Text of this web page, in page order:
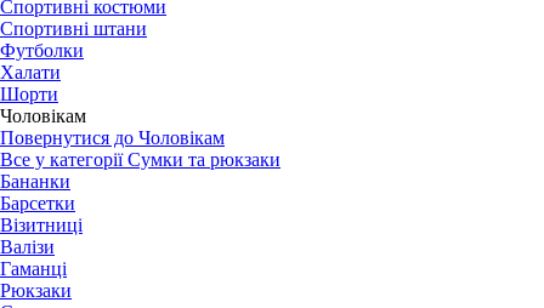
Спортивні костюми
Спортивні штани
Футболки
Халати
Шорти
Чоловікам
Повернутися до Чоловікам
Все у категорії Сумки та рюкзаки
Бананки
Барсетки
Візитниці
Валізи
Гаманці
Рюкзаки